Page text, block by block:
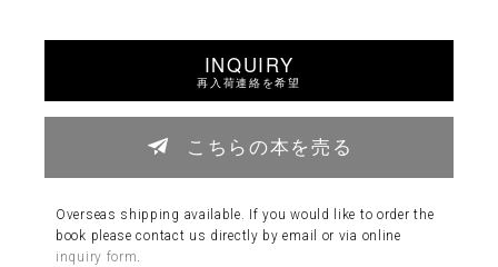
INQUIRY
再入荷連絡を希望
こちらの本を売る
Overseas shipping available. If you would like to order the
book please contact us directly by email or via online
inquiry form.